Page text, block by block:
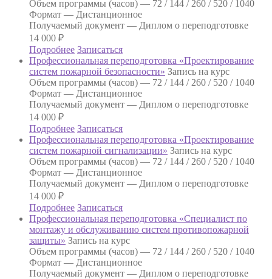
Объем программы (часов) — 72 / 144 / 260 / 520 / 1040
Формат — Дистанционное
Получаемый документ — Диплом о переподготовке
14 000 ₽
Подробнее Записаться
Профессиональная переподготовка «Проектирование
систем пожарной безопасности» Запись на курс
Объем программы (часов) — 72 / 144 / 260 / 520 / 1040
Формат — Дистанционное
Получаемый документ — Диплом о переподготовке
14 000 ₽
Подробнее Записаться
Профессиональная переподготовка «Проектирование
систем пожарной сигнализации» Запись на курс
Объем программы (часов) — 72 / 144 / 260 / 520 / 1040
Формат — Дистанционное
Получаемый документ — Диплом о переподготовке
14 000 ₽
Подробнее Записаться
Профессиональная переподготовка «Специалист по
монтажу и обслуживанию систем противопожарной
защиты» Запись на курс
Объем программы (часов) — 72 / 144 / 260 / 520 / 1040
Формат — Дистанционное
Получаемый документ — Диплом о переподготовке